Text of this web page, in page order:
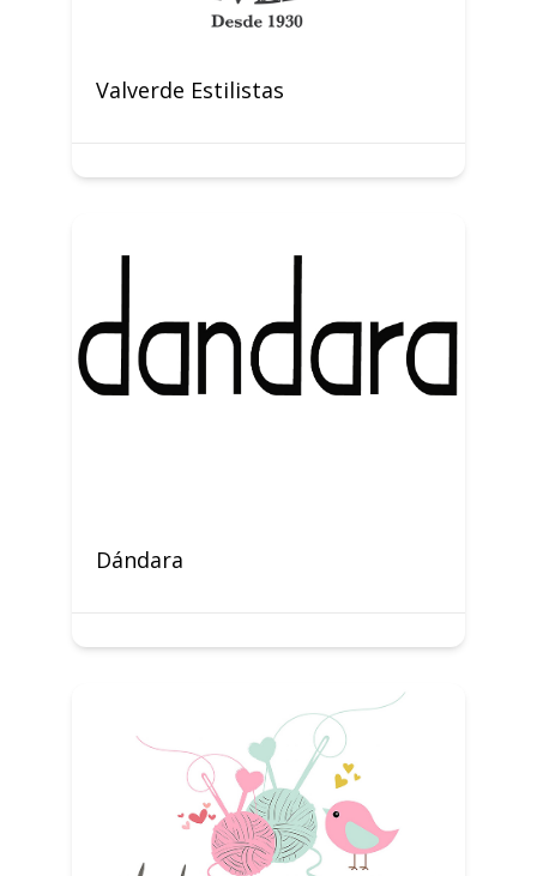
Valverde Estilistas
Dándara